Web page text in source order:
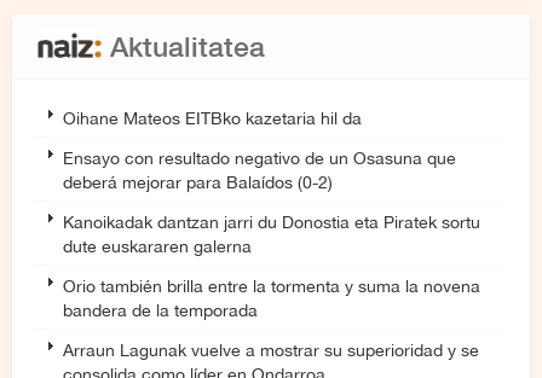
Aktualitatea
Oihane Mateos EITBko kazetaria hil da
Ensayo con resultado negativo de un Osasuna que
deberá mejorar para Balaídos (0-2)
Kanoikadak dantzan jarri du Donostia eta Piratek sortu
dute euskararen galerna
Orio también brilla entre la tormenta y suma la novena
bandera de la temporada
Arraun Lagunak vuelve a mostrar su superioridad y se